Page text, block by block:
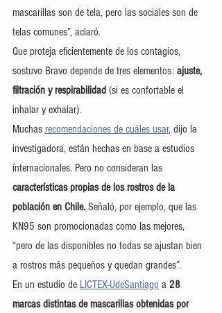
mascarillas son de tela, pero las sociales son de
telas comunes”, aclaró.
Que proteja eficientemente de los contagios,
sostuvo Bravo depende de tres elementos: ajuste,
filtración y respirabilidad (si es confortable el
inhalar y exhalar).
Muchas recomendaciones de cuáles usar, dijo la
investigadora, están hechas en base a estudios
internacionales. Pero no consideran las
características propias de los rostros de la
población en Chile. Señaló, por ejemplo, que las
KN95 son promocionadas como las mejores,
“pero de las disponibles no todas se ajustan bien
a rostros más pequeños y quedan grandes”.
En un estudio de LICTEX-UdeSantiago a 28
marcas distintas de mascarillas obtenidas por